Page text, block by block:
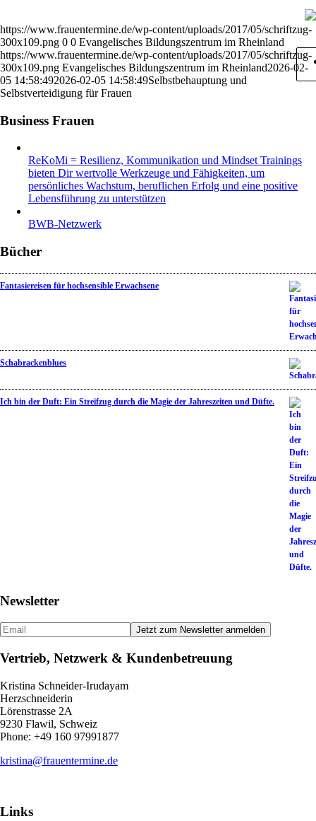
https://www.frauentermine.de/wp-content/uploads/2017/05/schriftzug-
300x109.png 0 0 Evangelisches Bildungszentrum im Rheinland
https://www.frauentermine.de/wp-content/uploads/2017/05/schriftzug-
300x109.png Evangelisches Bildungszentrum im Rheinland2026-02-
05 14:58:492026-02-05 14:58:49Selbstbehauptung und
Selbstverteidigung für Frauen
Business Frauen
ReKoMi = Resilienz, Kommunikation und Mindset Trainings
bieten Dir wertvolle Werkzeuge und Fähigkeiten, um
persönliches Wachstum, beruflichen Erfolg und eine positive
Lebensführung zu unterstützen
BWB-Netzwerk
Bücher
Fantasiereisen für hochsensible Erwachsene
Schabrackenblues
Ich bin der Duft: Ein Streifzug durch die Magie der Jahreszeiten und Düfte.
Newsletter
Vertrieb, Netzwerk & Kundenbetreuung
Kristina Schneider-Irudayam
Herzschneiderin
Lörenstrasse 2A
9230 Flawil, Schweiz
Phone: +49 160 97991877
kristina@frauentermine.de
Links